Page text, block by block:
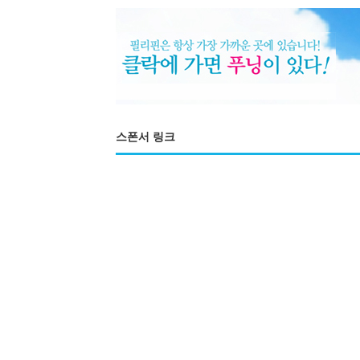
스폰서 링크